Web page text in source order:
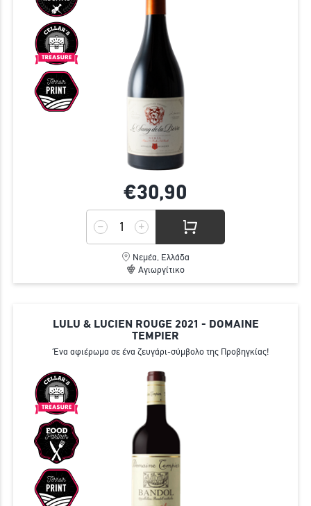
€30,90
Νεμέα, Ελλάδα
Αγιωργίτικο
LULU & LUCIEN ROUGE 2021 - DOMAINE
TEMPIER
Ένα αφιέρωμα σε ένα ζευγάρι-σύμβολο της Προβηγκίας!